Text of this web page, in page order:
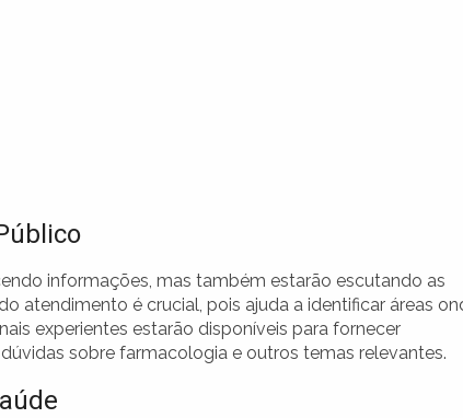
informações, mas também estarão escutando as
atendimento é crucial, pois ajuda a identificar áreas
experientes estarão disponíveis para fornecer
sobre farmacologia e outros temas relevantes.